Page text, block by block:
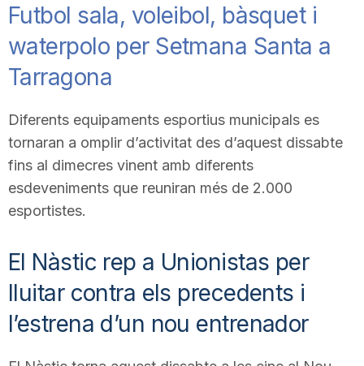
Futbol sala, voleibol, bàsquet i
waterpolo per Setmana Santa a
Tarragona
Diferents equipaments esportius municipals es
tornaran a omplir d’activitat des d’aquest dissabte
fins al dimecres vinent amb diferents
esdeveniments que reuniran més de 2.000
esportistes.
El Nàstic rep a Unionistas per
lluitar contra els precedents i
l’estrena d’un nou entrenador